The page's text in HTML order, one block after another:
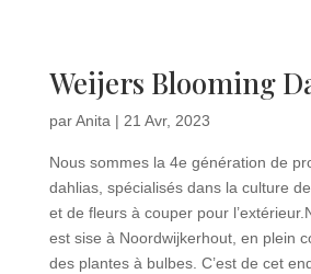
Weijers Blooming
parAnita | 21 Avr, 2023
Nous sommes la 4e génération de
dahlias, spécialisés dans la culture
et de fleurs à couper pour
est sise à Noordwijkerhout, en plein
des plantes à bulbes. C’est de cet